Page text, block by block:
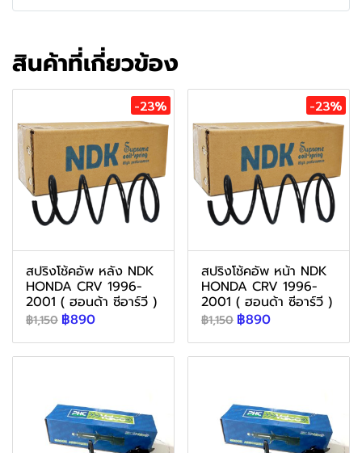
สินค้าที่เกี่ยวข้อง
-23%
สปริงโช้คอัพ หลัง NDK
HONDA CRV 1996-
2001 ( ฮอนด้า ซีอาร์วี )
฿1,150 ฿890
-23%
สปริงโช้คอัพ หน้า NDK
HONDA CRV 1996-
2001 ( ฮอนด้า ซีอาร์วี )
฿1,150 ฿890